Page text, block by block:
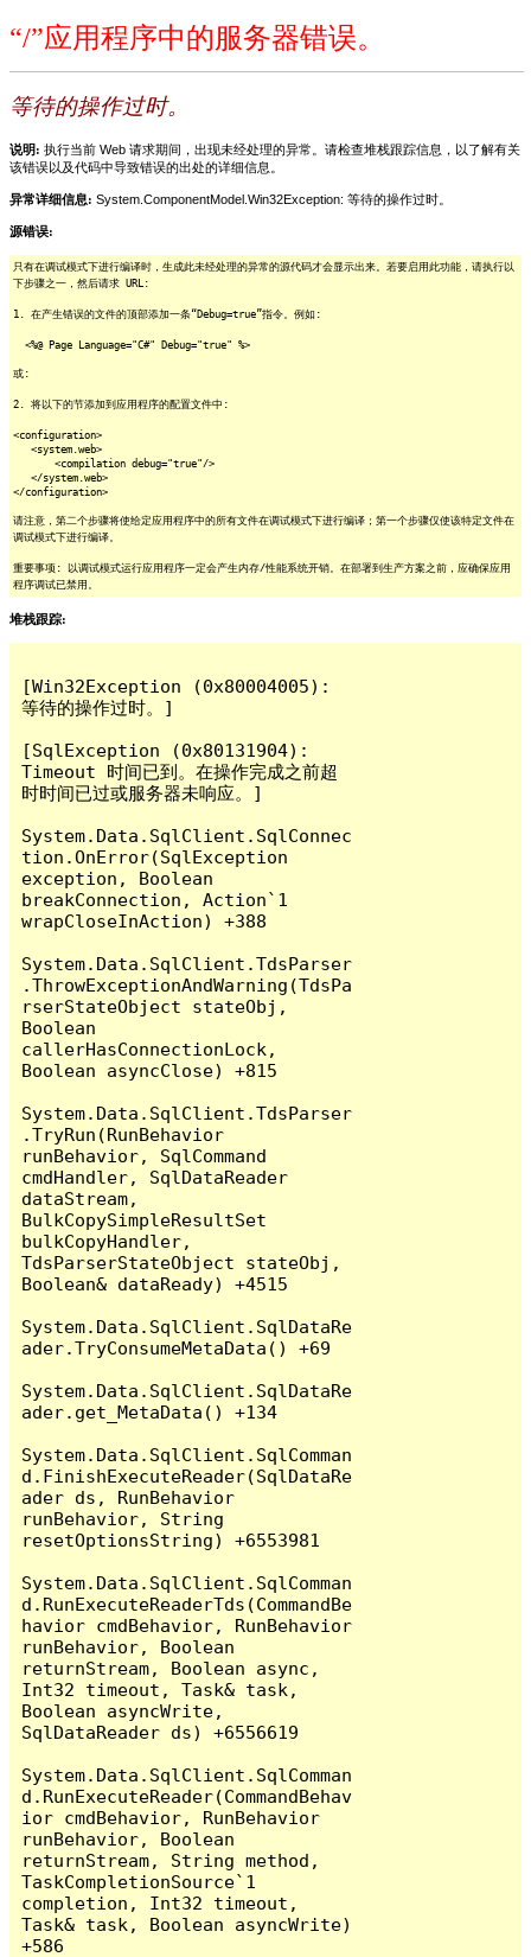
“/”应用程序中的服务器错误。
等待的操作过时。
说明: 执行当前 Web 请求期间，出现未经处理的异常。请检查堆栈跟踪信息，以了解有关
该错误以及代码中导致错误的出处的详细信息。
异常详细信息: System.ComponentModel.Win32Exception: 等待的操作过时。
源错误:
只有在调试模式下进行编译时，生成此未经处理的异常的源代码才会显示出来。若要启用此功能，请执行以
下步骤之一，然后请求 URL:
1. 在产生错误的文件的顶部添加一条“Debug=true”指令。例如:
<%@ Page Language="C#" Debug="true" %>
或:
2. 将以下的节添加到应用程序的配置文件中:
<configuration>
<system.web>
<compilation debug="true"/>
</system.web>
</configuration>
请注意，第二个步骤将使给定应用程序中的所有文件在调试模式下进行编译；第一个步骤仅使该特定文件在
调试模式下进行编译。
重要事项: 以调试模式运行应用程序一定会产生内存/性能系统开销。在部署到生产方案之前，应确保应用
程序调试已禁用。
堆栈跟踪:
[Win32Exception (0x80004005):
等待的操作过时。]
[SqlException (0x80131904):
Timeout 时间已到。在操作完成之前超
时时间已过或服务器未响应。]
System.Data.SqlClient.SqlConnec
tion.OnError(SqlException
exception, Boolean
breakConnection, Action`1
wrapCloseInAction) +388
System.Data.SqlClient.TdsParser
.ThrowExceptionAndWarning(TdsPa
rserStateObject stateObj,
Boolean
callerHasConnectionLock,
Boolean asyncClose) +815
System.Data.SqlClient.TdsParser
.TryRun(RunBehavior
runBehavior, SqlCommand
cmdHandler, SqlDataReader
dataStream,
BulkCopySimpleResultSet
bulkCopyHandler,
TdsParserStateObject stateObj,
Boolean& dataReady) +4515
System.Data.SqlClient.SqlDataRe
ader.TryConsumeMetaData() +69
System.Data.SqlClient.SqlDataRe
ader.get_MetaData() +134
System.Data.SqlClient.SqlComman
d.FinishExecuteReader(SqlDataRe
ader ds, RunBehavior
runBehavior, String
resetOptionsString) +6553981
System.Data.SqlClient.SqlComman
d.RunExecuteReaderTds(CommandBe
havior cmdBehavior, RunBehavior
runBehavior, Boolean
returnStream, Boolean async,
Int32 timeout, Task& task,
Boolean asyncWrite,
SqlDataReader ds) +6556619
System.Data.SqlClient.SqlComman
d.RunExecuteReader(CommandBehav
ior cmdBehavior, RunBehavior
runBehavior, Boolean
returnStream, String method,
TaskCompletionSource`1
completion, Int32 timeout,
Task& task, Boolean asyncWrite)
+586